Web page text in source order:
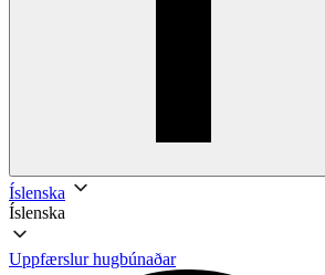
Íslenska
Íslenska
Uppfærslur hugbúnaðar